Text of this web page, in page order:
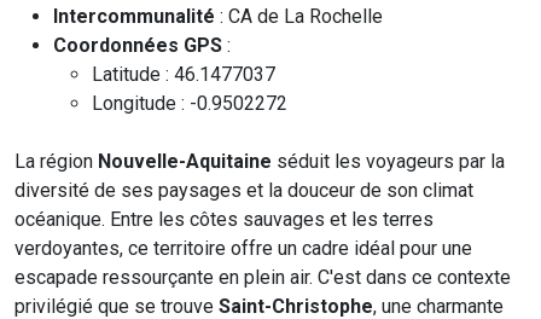
Intercommunalité : CA de La Rochelle
Coordonnées GPS :
Latitude : 46.1477037
Longitude : -0.9502272
La région Nouvelle-Aquitaine séduit les voyageurs par la
diversité de ses paysages et la douceur de son climat
océanique. Entre les côtes sauvages et les terres
verdoyantes, ce territoire offre un cadre idéal pour une
escapade ressourçante en plein air. C'est dans ce contexte
privilégié que se trouve Saint-Christophe, une charmante